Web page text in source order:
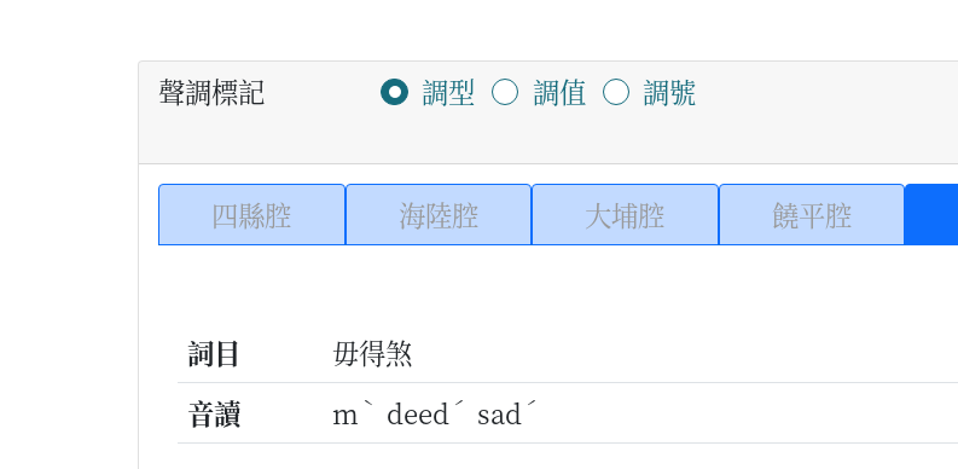
聲調標記 調型 調值 調號
四縣腔 海陸腔 大埔腔 饒平腔
詞目
毋得煞
音讀
m ˋ deed ˊ sad ˊ